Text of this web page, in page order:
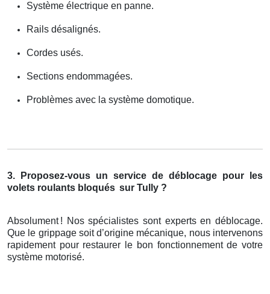
Système électrique en panne.
Rails désalignés.
Cordes usés.
Sections endommagées.
Problèmes avec la système domotique.
3. Proposez-vous un service de déblocage pour les
volets roulants bloqués sur Tully ?
Absolument ! Nos spécialistes sont experts en déblocage.
Que le grippage soit d’origine mécanique, nous intervenons
rapidement pour restaurer le bon fonctionnement de votre
système motorisé.